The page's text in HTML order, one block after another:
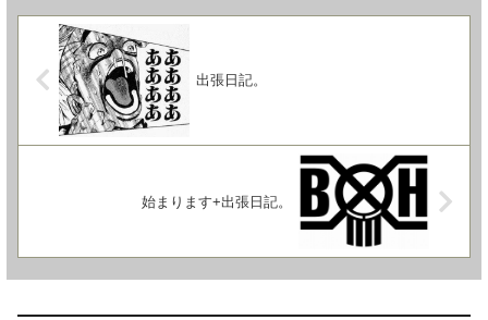
出張日記。
始まります+出張日記。